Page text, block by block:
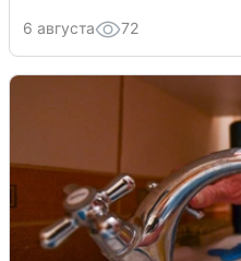
6 августа 72